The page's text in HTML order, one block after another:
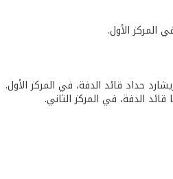
المركز الأول.
حداد قائد الدفة، في المركز الأول.
الدفة، في المركز الثاني.